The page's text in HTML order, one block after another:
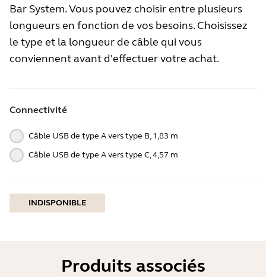
Bar System. Vous pouvez choisir entre plusieurs
longueurs en fonction de vos besoins. Choisissez
le type et la longueur de câble qui vous
conviennent avant d'effectuer votre achat.
Connectivité
Câble USB de type A vers type B, 1,83 m
Câble USB de type A vers type C, 4,57 m
INDISPONIBLE
Produits associés